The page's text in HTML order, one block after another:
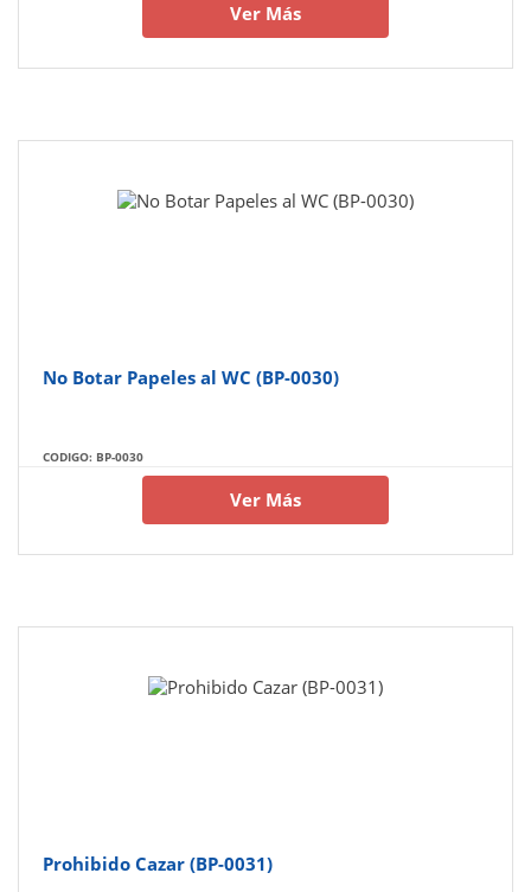
Ver Más
No Botar Papeles al WC (BP-0030)
CODIGO: BP-0030
Ver Más
Prohibido Cazar (BP-0031)